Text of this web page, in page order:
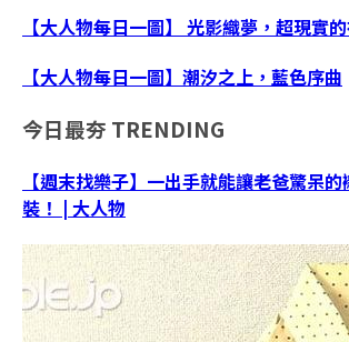
【大人物每日一圖】 光影織夢，超現實
【大人物每日一圖】潮汐之上，藍色序曲
今日最夯 TRENDING
【週末找樂子】一出手就能讓老爸驚呆
裝！ | 大人物